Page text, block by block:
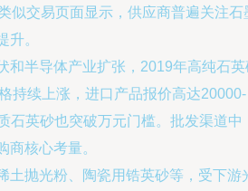
似交易页面显示，供应商普遍关注石
升。
和半导体产业扩张，2019年高纯石英
持续上涨，进口产品报价高达20000-
石英砂也突破万元门槛。批发渠道中
商核心考量。
土抛光粉、陶瓷用锆英砂等，受下游